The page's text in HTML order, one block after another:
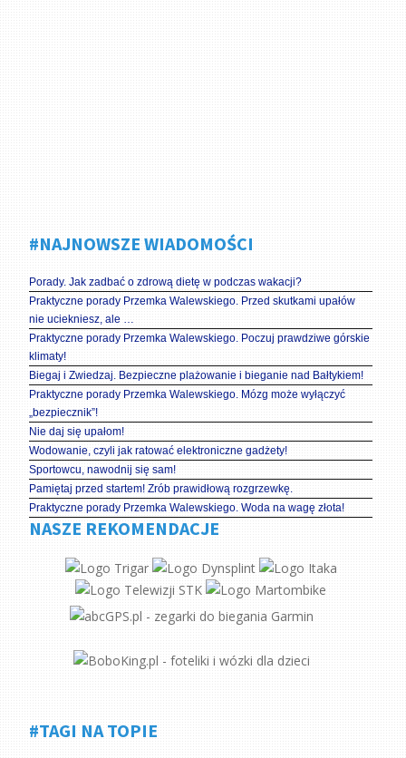
#NAJNOWSZE WIADOMOŚCI
Porady. Jak zadbać o zdrową dietę w podczas wakacji?
Praktyczne porady Przemka Walewskiego. Przed skutkami upałów
nie uciekniesz, ale …
Praktyczne porady Przemka Walewskiego. Poczuj prawdziwe górskie
klimaty!
Biegaj i Zwiedzaj. Bezpieczne plażowanie i bieganie nad Bałtykiem!
Praktyczne porady Przemka Walewskiego. Mózg może wyłączyć
„bezpiecznik”!
Nie daj się upałom!
Wodowanie, czyli jak ratować elektroniczne gadżety!
Sportowcu, nawodnij się sam!
Pamiętaj przed startem! Zrób prawidłową rozgrzewkę.
Praktyczne porady Przemka Walewskiego. Woda na wagę złota!
NASZE REKOMENDACJE
#TAGI NA TOPIE